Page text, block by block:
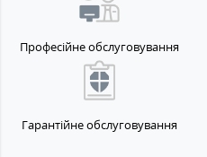
Професійне обслуговування
Гарантійне обслуговування